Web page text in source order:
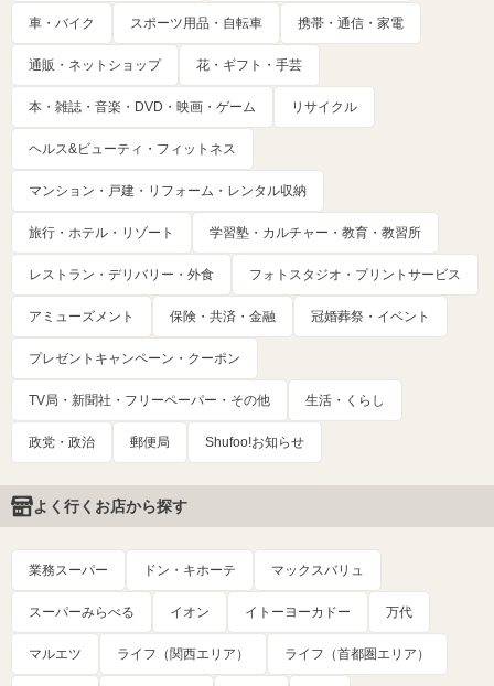
車・バイク スポーツ用品・自転車 携帯・通信・家電
通販・ネットショップ 花・ギフト・手芸
本・雑誌・音楽・DVD・映画・ゲーム リサイクル
ヘルス&ビューティ・フィットネス
マンション・戸建・リフォーム・レンタル収納
旅行・ホテル・リゾート 学習塾・カルチャー・教育・教習所
レストラン・デリバリー・外食 フォトスタジオ・プリントサービス
アミューズメント 保険・共済・金融 冠婚葬祭・イベント
プレゼントキャンペーン・クーポン
TV局・新聞社・フリーペーパー・その他 生活・くらし
政党・政治 郵便局 Shufoo!お知らせ
よく行くお店から探す
業務スーパー ドン・キホーテ マックスバリュ
スーパーみらべる イオン イトーヨーカドー 万代
マルエツ ライフ（関西エリア） ライフ（首都圏エリア）